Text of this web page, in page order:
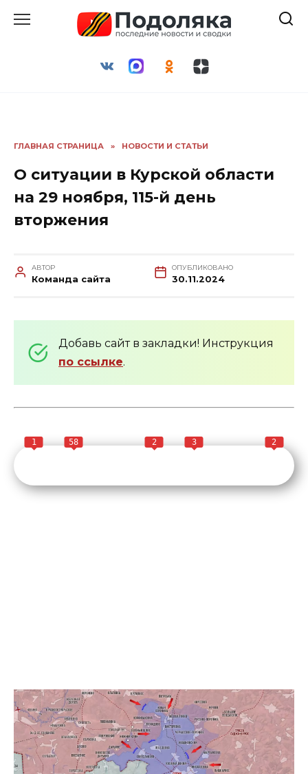
ГЛАВНАЯ СТРАНИЦА » НОВОСТИ И СТАТЬИ
О ситуации в Курской области
на 29 ноября, 115-й день
вторжения
АВТОР
Команда сайта
ОПУБЛИКОВАНО
30.11.2024
Добавь сайт в закладки! Инструкция
по ссылке.
1 58 2 3 2